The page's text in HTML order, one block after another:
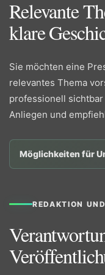
Relevante
klare
Sie möchten eine
relevantes Thema
professionell
Anliegen und
Möglichkeiten für
REDAKTION